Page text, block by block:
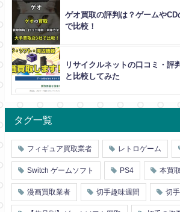
ゲオ買取の評判は？ゲームや
で比較！
リサイクルネットの口コミ・評
と比較してみた
タグ一覧
フィギュア買取業者 レトロゲーム
Switch ゲームソフト PS4 本買
漫画買取業者 切手趣味週間 切